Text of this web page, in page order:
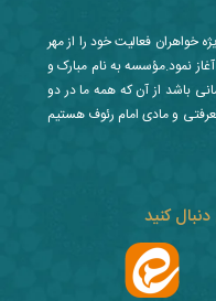
کنید
خواهران فعالیت خود را از مهر
آغاز نمود.مؤسسه به نام مبارک و
باشد از آن که همه ما در دو
و مادی امام رئوف هستیم